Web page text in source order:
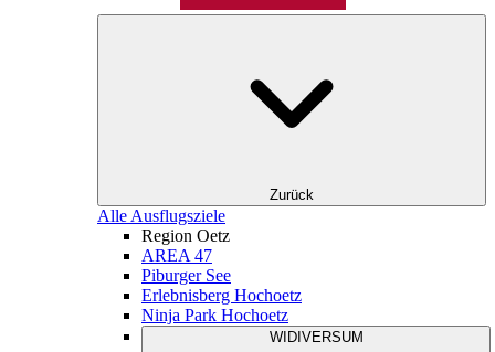
Zurück
Alle Ausflugsziele
Region Oetz
AREA 47
Piburger See
Erlebnisberg Hochoetz
Ninja Park Hochoetz
WIDIVERSUM